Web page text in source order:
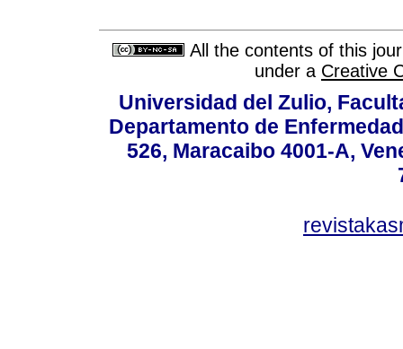
All the contents of this
under a Creative
Universidad del Zulio,
Departamento de
526, Maracaibo 4001-A,